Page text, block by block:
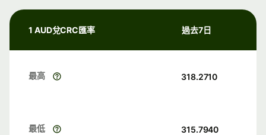
1 AUD兌CRC匯率 過去7日
最高 318.2710
最低 315.7940